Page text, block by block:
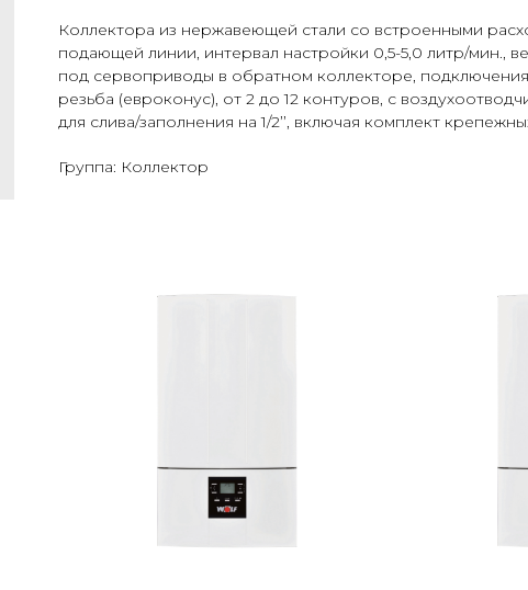
Коллектора из нержавеющей стали со встроенными
подающей линии, интервал настройки 0,5-5,0 литр/мин.,
под сервоприводы в обратном коллекторе, подключения
резьба (евроконус), от 2 до 12 контуров, с
для слива/заполнения на 1/2’’, включая комплект
Группа: Коллектор